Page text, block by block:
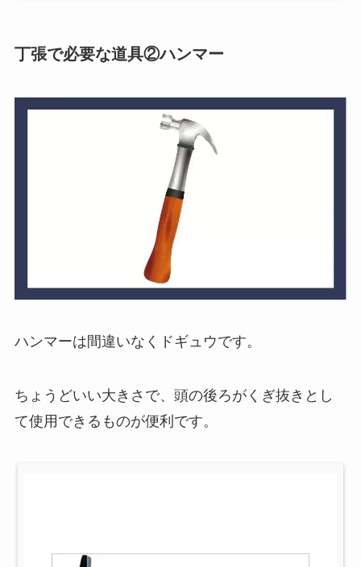
丁張で必要な道具②ハンマー
ハンマーは間違いなくドギュウです。
ちょうどいい大きさで、頭の後ろがくぎ抜きとし
て使用できるものが便利です。